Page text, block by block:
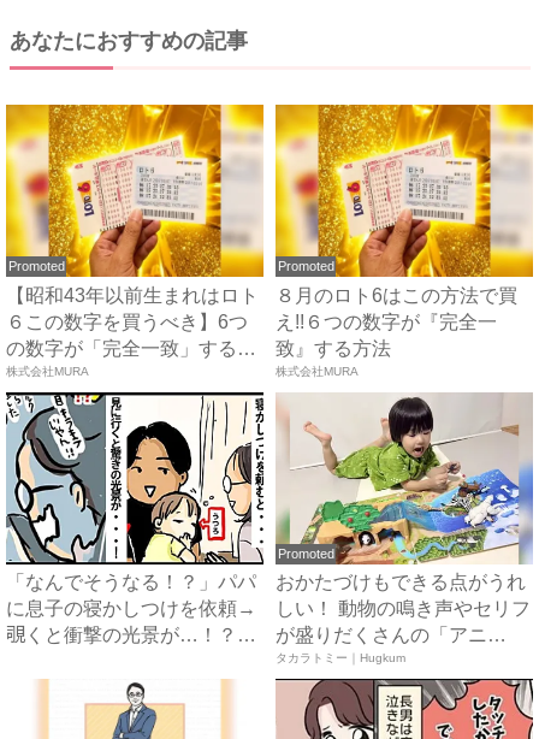
あなたにおすすめの記事
Promoted
【昭和43年以前生まれはロト
６この数字を買うべき】6つ
の数字が「完全一致」する
方...
株式会社MURA
Promoted
８月のロト6はこの方法で買
え!!６つの数字が『完全一
致』する方法
株式会社MURA
「なんでそうなる！？」パパ
に息子の寝かしつけを依頼→
覗くと衝撃の光景が…！？｜
Promoted
おかたづけもできる点がうれ
しい！ 動物の鳴き声やセリフ
が盛りだくさんの「アニ
ア ...
タカラトミー｜Hugkum